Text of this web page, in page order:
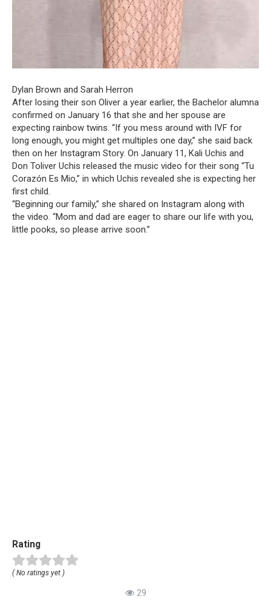
Dylan Brown and Sarah Herron
After losing their son Oliver a year earlier, the Bachelor alumna
confirmed on January 16 that she and her spouse are
expecting rainbow twins. “If you mess around with IVF for
long enough, you might get multiples one day,” she said back
then on her Instagram Story. On January 11, Kali Uchis and
Don Toliver Uchis released the music video for their song “Tu
Corazón Es Mio,” in which Uchis revealed she is expecting her
first child.
“Beginning our family,” she shared on Instagram along with
the video. “Mom and dad are eager to share our life with you,
little pooks, so please arrive soon.”
Rating
( No ratings yet )
29